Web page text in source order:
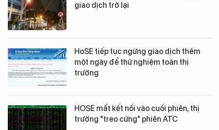
giao dịch trở lại
HoSE tiếp tục ngừng giao dịch thêm
một ngày để thử nghiệm toàn thị
trường
HOSE mất kết nối vào cuối phiên, thị
trường "treo cứng" phiên ATC